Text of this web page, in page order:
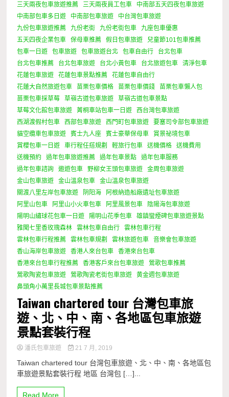
三天兩夜包車旅遊推薦
三天兩夜員工包車
中南部五天四夜包車旅遊
中南部包車多日遊
中南部包車旅遊
中台灣包車旅遊
九份包車旅遊推薦
九份老街 九份老街包車
九座包車優惠
五天四夜企業包車
保母車推薦 假日包車旅遊
兒童節101包車推薦
包車一日遊
包車旅遊 包車旅遊台北 包車自由行
台北包車
台北包車推薦
台北包車旅遊 台北小黃包車 台北旅遊包車
清淨包車
花蓮包車旅遊
花蓮包車景點推薦
花蓮包車自由行
花蓮大自然旅遊包車
苗栗包車價格 苗栗包車價錢
苗栗包車懶人包
苗栗包車採草莓
草嶺古道包車旅遊
草嶺古道包車景點
草莓文化館包車旅遊
菁桐車站包車一日遊
西台灣包車旅遊
西湖渡假村包車
西部包車旅遊 西門町包車旅遊
要塞司令部包車旅遊
貓空纜車包車旅遊
賓士九人座 賓士豪華保母車
賞景祕境包車
賞櫻包車一日遊
車行程任搭規劃 輕旅行包車 送機價格
送機費用
送機預約
過年包車旅遊推薦 過年包車景點
過年包車服務
過年包車諮詢
遨遊包車 野柳女王頭包車旅遊
金周包車旅遊
金山包車旅遊
金山溫泉包車
金山溫泉包車旅遊
關渡八里左岸包車旅遊
阴阳海
阿根納造船廠遺址包車旅遊
阿里山包車
阿里山小火車包車 阿里風景包車
陰陽海包車旅遊
陽明山繡球花包車一日遊
陽明山花季包車
雄鎮蠻煙碑包車旅遊景點
雅聞七里香玫瑰森林
雲林包車自由行
雲林包車行程
雲林包車行程推薦
雲林包車規劃 雲林旅遊包車
音樂會包車旅遊
香山海岸包車旅遊
香港人來台包車
香港來台包車
香港來台包車行程推薦
香港客戶來台包車旅遊
鶯歌包車推薦
鶯歌陶瓷包車旅遊
鶯歌陶瓷老街包車旅遊
黄金週包車旅遊
鼻頭角小萬里長城包車景點推薦
Taiwan chartered tour 台灣包車旅
遊、北、中、南、各地區包車旅遊
景點套裝行程
潘氏包車旅遊 21 7 月, 2019
Taiwan chartered tour 台灣包車旅遊、北、中、南、各地區包
車旅遊景點套裝行程 地區 台灣包 […]...
Read More